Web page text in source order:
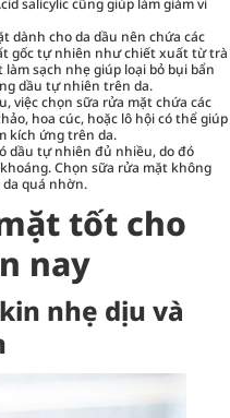
salicylic cũng giúp làm giảm vi
dành cho da dầu nên chứa các
gốc tự nhiên như chiết xuất từ trà
sạch nhẹ giúp loại bỏ bụi bẩn
dầu tự nhiên trên da.
việc chọn sữa rửa mặt chứa các
hoa cúc, hoặc lô hội có thể giúp
kích ứng trên da.
dầu tự nhiên đủ nhiều, do đó
Chọn sữa rửa mặt không
quá nhờn.
tốt cho
nay
nhẹ dịu và